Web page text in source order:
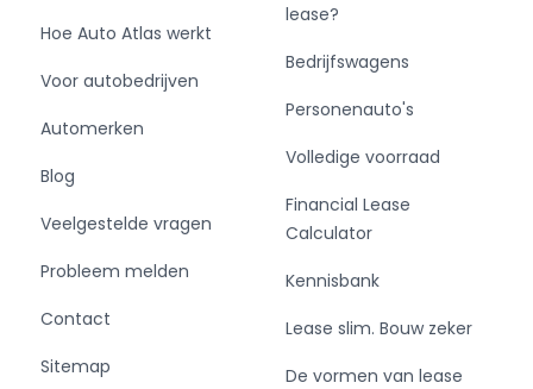
Hoe Auto Atlas werkt
Voor autobedrijven
Automerken
Blog
Veelgestelde vragen
Probleem melden
Contact
Sitemap
lease?
Bedrijfswagens
Personenauto's
Volledige voorraad
Financial Lease
Calculator
Kennisbank
Lease slim. Bouw zeker
De vormen van lease